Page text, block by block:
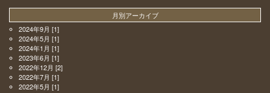
月別アーカイブ
2024年9月 [1]
2024年5月 [1]
2024年1月 [1]
2023年6月 [1]
2022年12月 [2]
2022年7月 [1]
2022年5月 [1]